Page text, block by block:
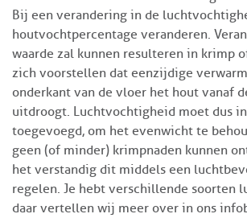
Bij een verandering in de
houtvochtpercentage veranderen.
waarde zal kunnen resulteren in krimp
zich voorstellen dat eenzijdige
onderkant van de vloer het hout vanaf
uitdroogt. Luchtvochtigheid moet dus
toegevoegd, om het evenwicht te
geen (of minder) krimpnaden kunnen
het verstandig dit middels een
regelen. Je hebt verschillende soorten
daar vertellen wij meer over in ons